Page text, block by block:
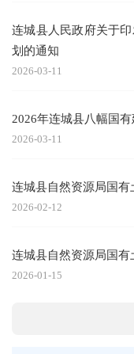
连城县人民政府关于
划的通知
2026-03-11
2026年连城县八幅国
2026-03-11
连城县自然资源局国
2026-02-12
连城县自然资源局国
2026-01-15